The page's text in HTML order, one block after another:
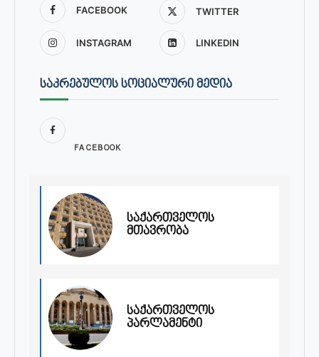
FACEBOOK TWITTER
INSTAGRAM LINKEDIN
ᲡᲐᲙᲠᲔᲑᲣᲚᲝᲡ ᲡᲝᲪᲘᲐᲚᲣᲠᲘ ᲛᲔᲓᲘᲐ
FACEBOOK
საქართველოს
მთავრობა
საქართველოს
პარლამენტი